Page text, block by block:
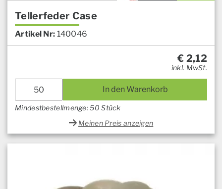
Tellerfeder Case
Artikel Nr: 140046
€ 2,12
inkl. MwSt.
In den Warenkorb
Mindestbestellmenge: 50 Stück
Meinen Preis anzeigen